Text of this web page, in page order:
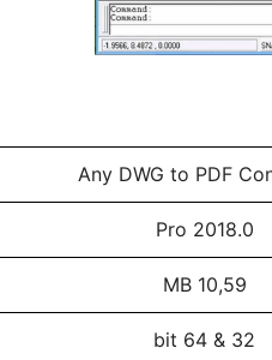
Any DWG to PDF
Pro 2018.0
10,59 MB
32 & 64 bit